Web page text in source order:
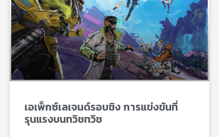
เอเพ็กซ์เลเจนด์รอบชิง การแข่งขันที่
รุนแรงบนทวิชทวิช